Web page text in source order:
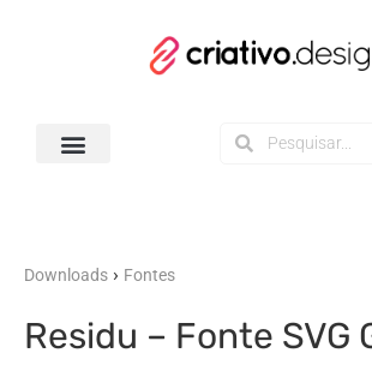
Downloads › Fontes
Residu – Fonte SVG